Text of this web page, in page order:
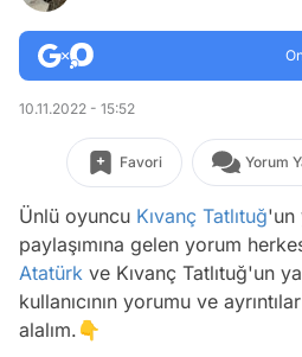
10.11.2022 - 15:52
Favori Yorum
Ünlü oyuncu Kıvanç Tatlıtuğ'un
paylaşımına gelen yorum
Atatürk ve Kıvanç Tatlıtuğ'un
kullanıcının yorumu ve
alalım.👇